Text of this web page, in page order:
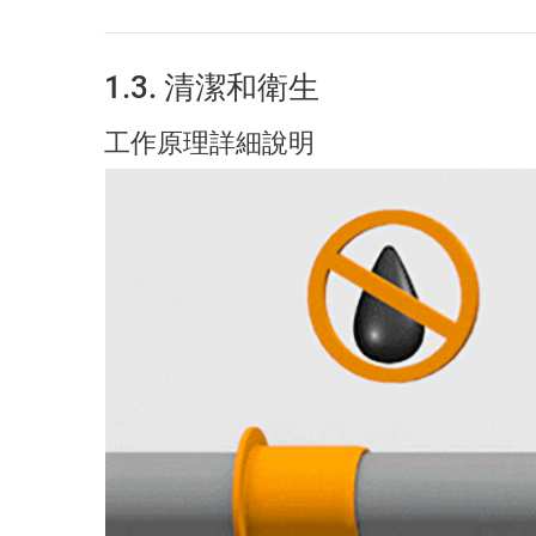
1.3. 清潔和衛生
工作原理詳細說明